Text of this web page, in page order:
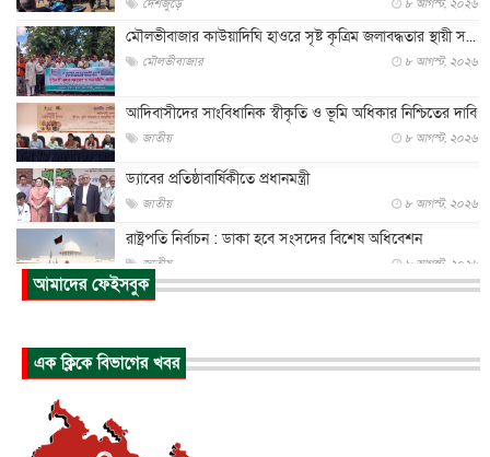
দেশজুড়ে ৮ আগস্ট, ২০২৬
মৌলভীবাজার কাউয়াদিঘি হাওরে সৃষ্ট কৃত্রিম জলাবদ্ধতার স্থায়ী স...
মৌলভীবাজার ৮ আগস্ট, ২০২৬
আদিবাসীদের সাংবিধানিক স্বীকৃতি ও ভূমি অধিকার নিশ্চিতের দাবি
জাতীয় ৮ আগস্ট, ২০২৬
ড্যাবের প্রতিষ্ঠাবার্ষিকীতে প্রধানমন্ত্রী
জাতীয় ৮ আগস্ট, ২০২৬
রাষ্ট্রপতি নির্বাচন : ডাকা হবে সংসদের বিশেষ অধিবেশন
জাতীয় ৮ আগস্ট, ২০২৬
প্রধানমন্ত্রীর সঙ্গে সাক্ষাতে খুদে শিল্পী অনুশ্রী রায়ের স্বপ...
পাকিস্তান-তুরস্কের সঙ্গে প্রতিরক্ষা চুক্তি সৌদি আরবকে কতটা ন...
যুক্তরাজ্যে গ্রুমিং কেলেঙ্কারি : পাকিস্তানির অপরাধে অস্বস্তি...
আমাদের ফেইসবুক
এক ক্লিকে বিভাগের খবর